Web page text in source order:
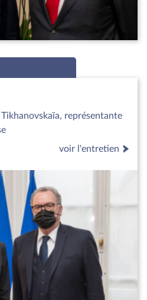
représentante
voir l'entretien